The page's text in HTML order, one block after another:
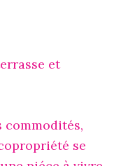
et
commodités,
se